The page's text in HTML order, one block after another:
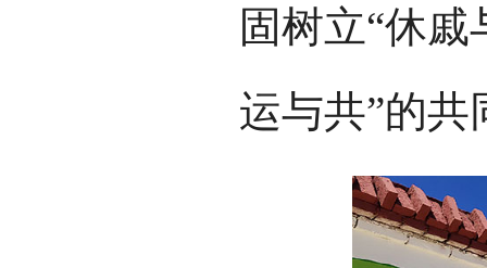
固树立“休
运与共”的共